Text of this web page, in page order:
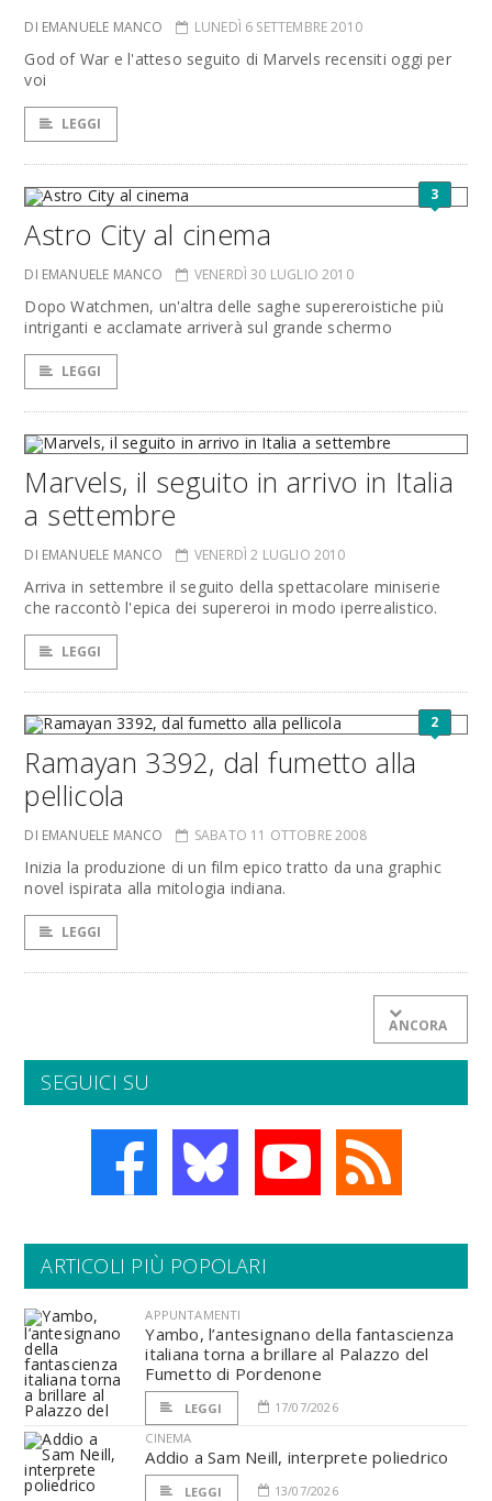
DI EMANUELE MANCO LUNEDÌ 6 SETTEMBRE 2010
God of War e l'atteso seguito di Marvels recensiti oggi per
voi
LEGGI
3
Astro City al cinema
DI EMANUELE MANCO VENERDÌ 30 LUGLIO 2010
Dopo Watchmen, un'altra delle saghe supereroistiche più
intriganti e acclamate arriverà sul grande schermo
LEGGI
Marvels, il seguito in arrivo in Italia
a settembre
DI EMANUELE MANCO VENERDÌ 2 LUGLIO 2010
Arriva in settembre il seguito della spettacolare miniserie
che raccontò l'epica dei supereroi in modo iperrealistico.
LEGGI
2
Ramayan 3392, dal fumetto alla
pellicola
DI EMANUELE MANCO SABATO 11 OTTOBRE 2008
Inizia la produzione di un film epico tratto da una graphic
novel ispirata alla mitologia indiana.
LEGGI
ANCORA
SEGUICI SU
ARTICOLI PIÙ POPOLARI
APPUNTAMENTI
Yambo, l’antesignano della fantascienza
italiana torna a brillare al Palazzo del
Fumetto di Pordenone
LEGGI
17/07/2026
CINEMA
Addio a Sam Neill, interprete poliedrico
LEGGI 13/07/2026